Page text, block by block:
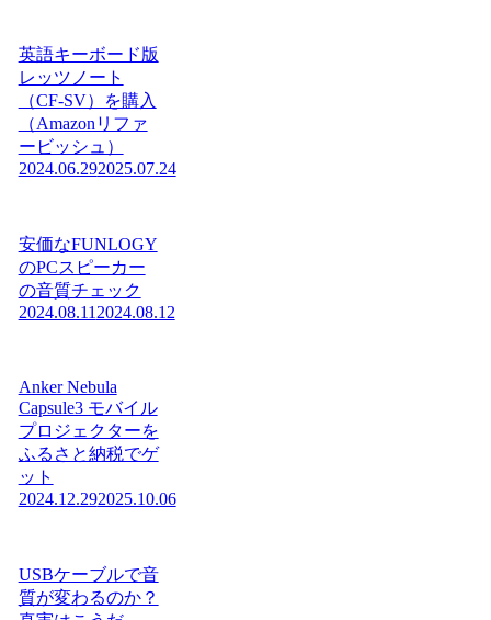
英語キーボード版
レッツノート
（CF-SV）を購入
（Amazonリファ
ービッシュ）
2024.06.292025.07.24
安価なFUNLOGY
のPCスピーカー
の音質チェック
2024.08.11 2024.08.12
Anker Nebula
Capsule3 モバイル
プロジェクターを
ふるさと納税でゲ
ット
2024.12.292025.10.06
USBケーブルで音
質が変わるのか？